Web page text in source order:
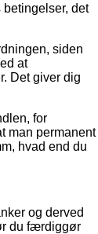
det
siden
at
Det giver dig
for
man permanent
hvad end du
og derved
du færdiggør